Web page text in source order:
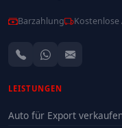
Barzahlung
LEISTUNGEN
Auto für Export